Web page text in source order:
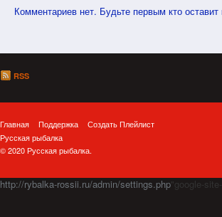
Комментариев нет. Будьте первым кто
RSS
Главная Поддержка
Создать Плейлист
Русская рыбалка
© 2020 Русская рыбалка.
http://rybalka-rossii.ru/admin/settings.php"google-